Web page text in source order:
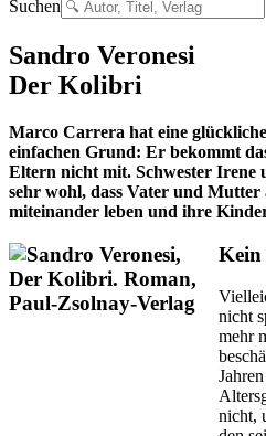
Suchen
Sandro Veronesi
Der Kolibri
Marco Carrera hat eine
einfachen Grund: Er bekommt
Eltern nicht mit. Schwester Irene
sehr wohl, dass Vater und Mutter
miteinander leben und ihre
Kein
nicht
mehr
nicht,